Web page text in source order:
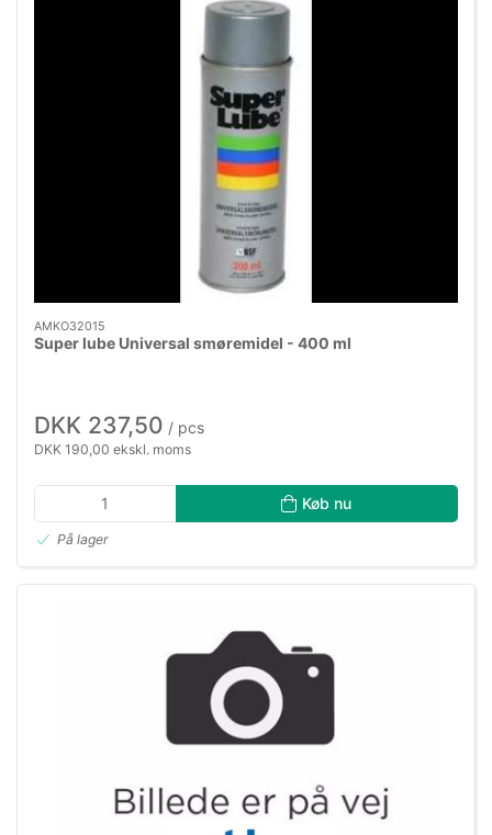
AMKO32015
Super lube Universal smøremidel - 400 ml
DKK 237,50 / pcs
DKK 190,00 ekskl. moms
Køb nu
På lager